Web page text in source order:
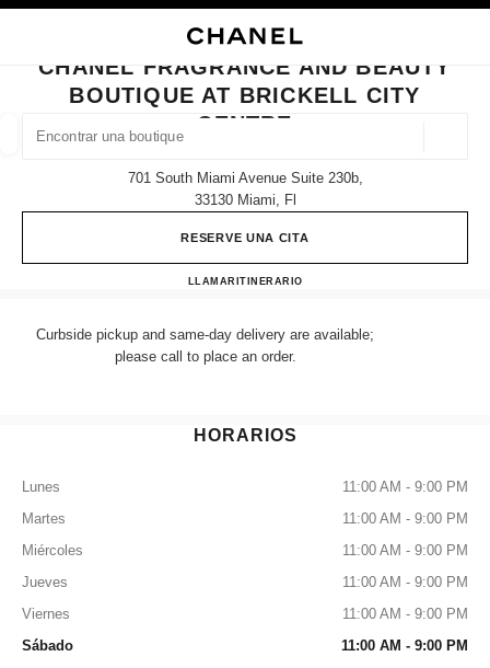
BUSCAR UNA BOUTIQUE
CERRAR TARJETA DE BOUTIQUE CHANEL FRAGRANCE AND BEAUTY
CHANEL FRAGRANCE AND BEAUTY
BOUTIQUE AT BRICKELL CITY
CENTRE
701 South Miami Avenue Suite 230b,
33130 Miami, Fl
RESERVE UNA CITA
LLAMAR(786) 673-4077
ITINERARIOCHANEL Fragrance and
Curbside pickup and same-day delivery are available;
please call to place an order.
HORARIOS
Lunes
11:00 AM - 9:00 PM
Martes
11:00 AM - 9:00 PM
Miércoles
11:00 AM - 9:00 PM
Jueves
11:00 AM - 9:00 PM
Viernes
11:00 AM - 9:00 PM
Sábado
11:00 AM - 9:00 PM
resultado de los filtros por: